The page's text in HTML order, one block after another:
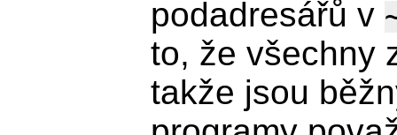
podadresářů v
to, že všechny
takže jsou